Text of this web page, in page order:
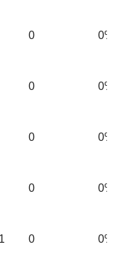
0 0%
0 0%
0 0%
0 0%
0 0%